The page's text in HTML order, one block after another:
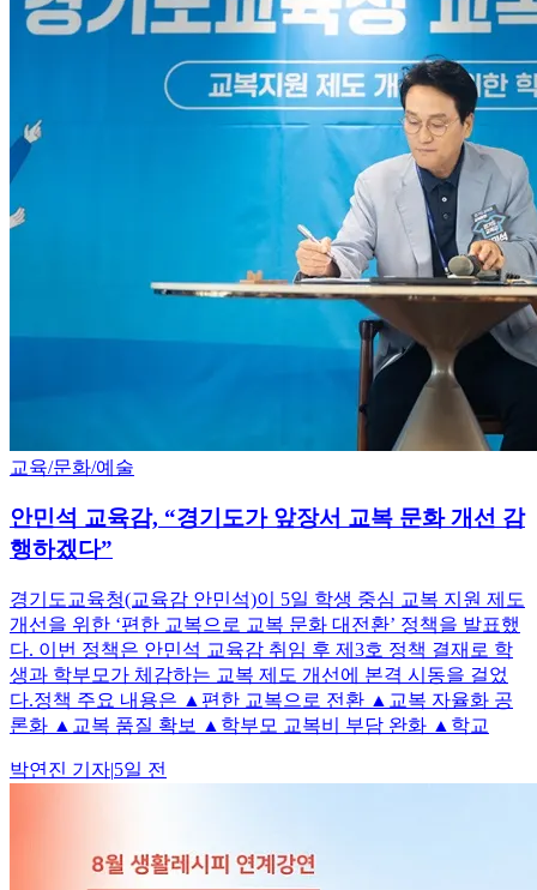
교육/문화/예술
안민석 교육감, “경기도가 앞장서 교복 문화 개선 감
행하겠다”
경기도교육청(교육감 안민석)이 5일 학생 중심 교복 지원 제도
개선을 위한 ‘편한 교복으로 교복 문화 대전환’ 정책을 발표했
다. 이번 정책은 안민석 교육감 취임 후 제3호 정책 결재로 학
생과 학부모가 체감하는 교복 제도 개선에 본격 시동을 걸었
다.정책 주요 내용은 ▲편한 교복으로 전환 ▲교복 자율화 공
론화 ▲교복 품질 확보 ▲학부모 교복비 부담 완화 ▲학교
박연진 기자|5일 전